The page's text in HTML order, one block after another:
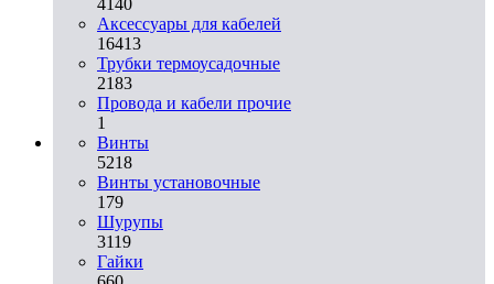
Аксессуары для кабелей
16413
Трубки термоусадочные
2183
Провода и кабели прочие
1
Винты
5218
Винты установочные
179
Шурупы
3119
Гайки